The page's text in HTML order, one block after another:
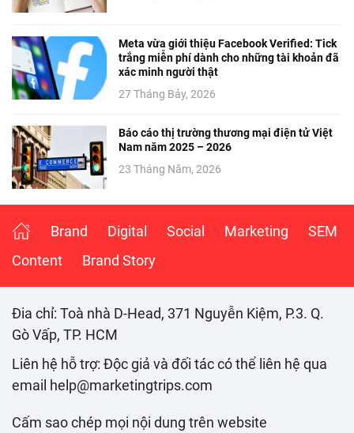
Meta vừa giới thiệu Facebook Verified: Tick
trắng miễn phí dành cho những tài khoản đã
xác minh người thật
27 Tháng Bảy, 2026
Báo cáo thị trường thương mại điện tử Việt
Nam năm 2025 – 2026
23 Tháng Năm, 2026
Brand Digital Social Marketing
SEM
Content
Brand Story
Đia chỉ: Toà nhà D-Head, 371 Nguyễn Kiệm, P.3. Q.
Gò Vấp, TP. HCM
Liên hệ hỗ trợ: Độc giả và đối tác có thể liên hệ qua
email help@marketingtrips.com
Cấm sao chép mọi nội dung trên website